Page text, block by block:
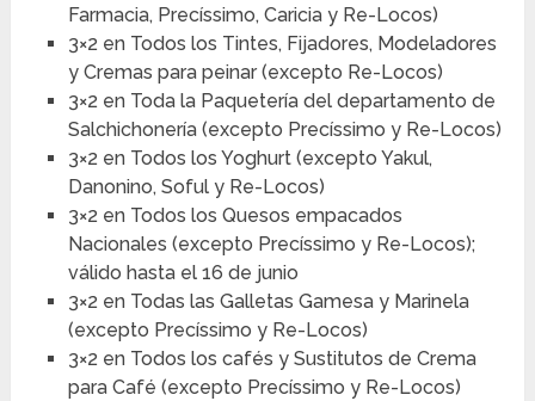
Farmacia, Precíssimo, Caricia y Re-Locos)
3×2 en Todos los Tintes, Fijadores, Modeladores
y Cremas para peinar (excepto Re-Locos)
3×2 en Toda la Paquetería del departamento de
Salchichonería (excepto Precíssimo y Re-Locos)
3×2 en Todos los Yoghurt (excepto Yakul,
Danonino, Soful y Re-Locos)
3×2 en Todos los Quesos empacados
Nacionales (excepto Precíssimo y Re-Locos);
válido hasta el 16 de junio
3×2 en Todas las Galletas Gamesa y Marinela
(excepto Precíssimo y Re-Locos)
3×2 en Todos los cafés y Sustitutos de Crema
para Café (excepto Precíssimo y Re-Locos)